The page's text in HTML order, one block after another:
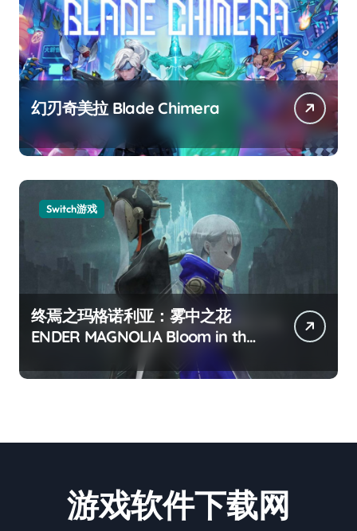
幻刃奇美拉 Blade Chimera
Switch游戏
终焉之玛格诺利亚：雾中之花
ENDER MAGNOLIA Bloom in the
游戏软件下载网